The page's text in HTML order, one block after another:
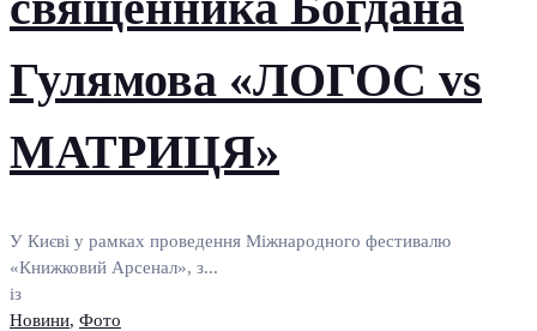
Гулямова «ЛОГОС vs
МАТРИЦЯ»
У Києві у рамках проведення Міжнародного фестивалю
«Книжковий Арсенал», з...
із
Новини, Фото